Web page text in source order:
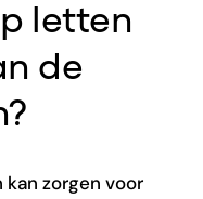
letten
de
zorgen voor